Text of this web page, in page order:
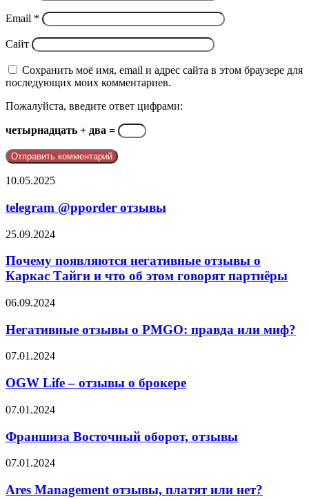
Email *
Сайт
Сохранить моё имя, email и адрес сайта в этом браузере для
последующих моих комментариев.
Пожалуйста, введите ответ цифрами:
четырнадцать + два =
telegram
отзывы
10.05.2025
telegram @pporder отзывы
Почему
негативные
отзывы
о
Тайги
что
этом
партнёры
25.09.2024
Почему появляются негативные отзывы о
Каркас Тайги и что об этом говорят партнёры
Негативные
о
PMGO:
правда
миф?
06.09.2024
Негативные отзывы о PMGO: правда или миф?
OGW
–
о
07.01.2024
OGW Life – отзывы о брокере
Франшиза
оборот,
отзывы
07.01.2024
Франшиза Восточный оборот, отзывы
Ares
отзывы,
07.01.2024
Ares Management отзывы, платят или нет?